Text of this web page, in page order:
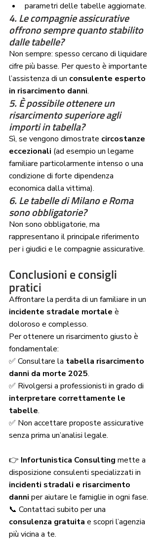
parametri delle tabelle aggiornate.
4. Le compagnie assicurative
offrono sempre quanto stabilito
dalle tabelle?
Non sempre: spesso cercano di liquidare
cifre più basse. Per questo è importante
l’assistenza di un consulente esperto
in risarcimento danni.
5. È possibile ottenere un
risarcimento superiore agli
importi in tabella?
Sì, se vengono dimostrate circostanze
eccezionali (ad esempio un legame
familiare particolarmente intenso o una
condizione di forte dipendenza
economica dalla vittima).
6. Le tabelle di Milano e Roma
sono obbligatorie?
Non sono obbligatorie, ma
rappresentano il principale riferimento
per i giudici e le compagnie assicurative.
Conclusioni e consigli
pratici
Affrontare la perdita di un familiare in un
incidente stradale mortale è
doloroso e complesso.
Per ottenere un risarcimento giusto è
fondamentale:
✅ Consultare la tabella risarcimento
danni da morte 2025.
✅ Rivolgersi a professionisti in grado di
interpretare correttamente le
tabelle.
✅ Non accettare proposte assicurative
senza prima un’analisi legale.
👉 Infortunistica Consulting mette a
disposizione consulenti specializzati in
incidenti stradali e risarcimento
danni per aiutare le famiglie in ogni fase.
📞 Contattaci subito per una
consulenza gratuita e scopri l’agenzia
più vicina a te.